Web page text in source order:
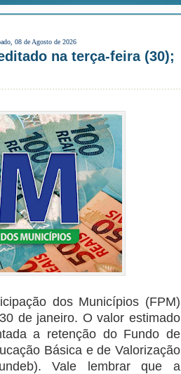
08 de Agosto de 2026
na terça-feira (30);
dos Municípios (FPM)
de janeiro. O valor estimado
a retenção do Fundo de
Básica e de Valorização
Vale lembrar que a